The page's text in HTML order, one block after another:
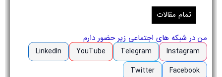
تمام مقالات
من در شبکه های اجتماعی زیر حضور دارم
Instagram
Telegram
YouTube
LinkedIn
Facebook
Twitter